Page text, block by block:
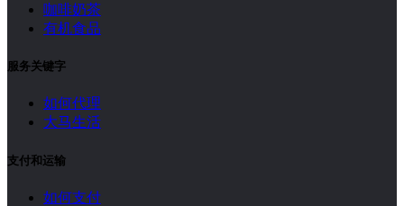
咖啡奶茶
有机食品
服务关键字
如何代理
大马生活
支付和运输
如何支付